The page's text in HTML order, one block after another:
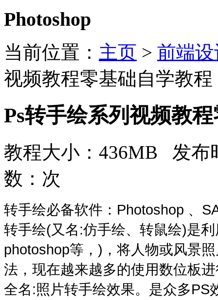
Photoshop
当前位置： 主页 > 前端
视频教程零基础自学教程
Ps转手绘系列视频教
教程大小：436MB 发
数： 次
转手绘必备软件：Photoshop 、
转手绘(又名:仿手绘、转鼠绘)是
photoshop等，)，将人物或风景
法，现在越来越多的使用数位板
全名:照片转手绘效果。是众多PS